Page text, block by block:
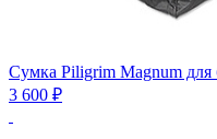
Сумка Piligrim Magnum для
3 600 ₽